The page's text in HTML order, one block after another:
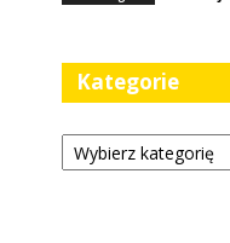
Kategorie
Kategorie